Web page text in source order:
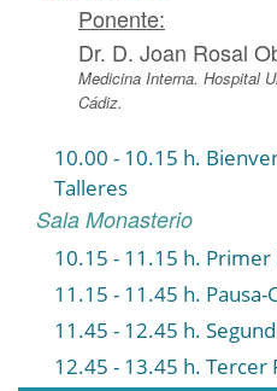
Ponente:
Dr. D. Joan Rosal
Medicina Interna. Hospital
Cádiz.
10.00 - 10.15 h.
Talleres
Sala Monasterio
10.15 - 11.15 h.
11.15 - 11.45 h. Pausa-
11.45 - 12.45 h.
12.45 - 13.45 h. Tercer